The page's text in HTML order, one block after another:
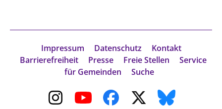
Impressum Datenschutz
Kontakt
Barrierefreiheit
Presse Freie Stellen
Service
für Gemeinden
Suche